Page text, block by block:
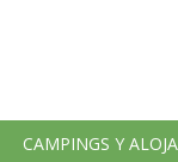
CAMPINGS Y